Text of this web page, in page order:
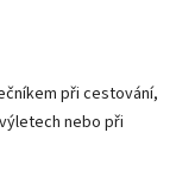
při cestování,
nebo při